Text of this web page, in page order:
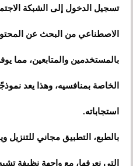
تسجيل الدخول إلى الشبكة
الاصطناعي من البحث عن
بالمستخدمين والمتابعين، مما
الخاصة بمنافسيه، وهذا يعد
استجاباته.
التي نعرفها، مع واجهة نظيفة